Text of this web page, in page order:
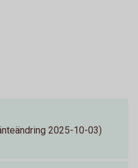
2025-10-03)